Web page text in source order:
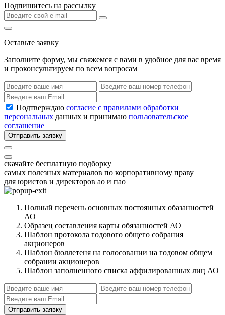
Подпишитесь на рассылку
Оставьте заявку
Заполните форму, мы свяжемся с вами в удобное для вас время
и проконсультируем по всем вопросам
Подтверждаю согласие с правилами обработки
персональных данных и принимаю пользовательское
соглашение
Отправить заявку
скачайте бесплатную подборку
самых полезных материалов по корпоративному праву
для юристов и директоров ао и пао
Полный перечень основных постоянных обазанностей
АО
Образец составления карты обязанностей АО
Шаблон протокола годового общего собрания
акционеров
Шаблон бюллетеня на голосовании на годовом общем
собрании акционеров
Шаблон заполненного списка аффилированных лиц АО
Отправить заявку